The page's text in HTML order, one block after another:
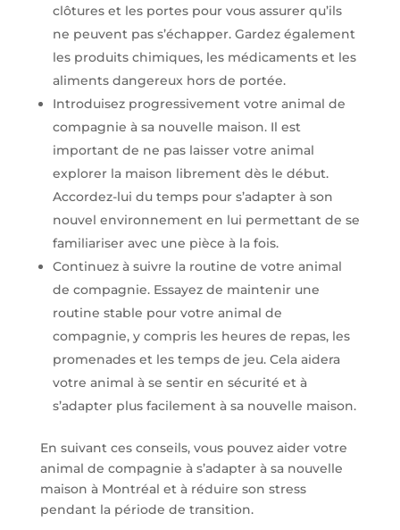
clôtures et les portes pour vous assurer qu’ils
ne peuvent pas s’échapper. Gardez également
les produits chimiques, les médicaments et les
aliments dangereux hors de portée.
Introduisez progressivement votre animal de
compagnie à sa nouvelle maison. Il est
important de ne pas laisser votre animal
explorer la maison librement dès le début.
Accordez-lui du temps pour s’adapter à son
nouvel environnement en lui permettant de se
familiariser avec une pièce à la fois.
Continuez à suivre la routine de votre animal
de compagnie. Essayez de maintenir une
routine stable pour votre animal de
compagnie, y compris les heures de repas, les
promenades et les temps de jeu. Cela aidera
votre animal à se sentir en sécurité et à
s’adapter plus facilement à sa nouvelle maison.
En suivant ces conseils, vous pouvez aider votre
animal de compagnie à s’adapter à sa nouvelle
maison à Montréal et à réduire son stress
pendant la période de transition.